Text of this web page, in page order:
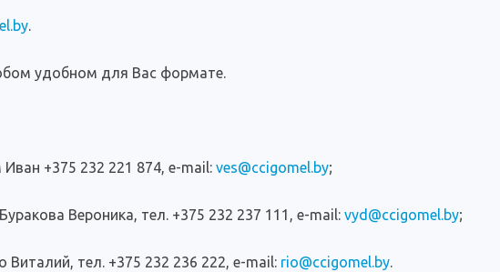
.
удобном для Вас формате.
Иван +375 232 221 874, e-mail:ves@ccigomel.by;
Вероника, тел. +375 232 237 111, e-mail:vyd@ccigomel.by;
тел. +375 232 236 222, e-mail: rio@ccigomel.by.